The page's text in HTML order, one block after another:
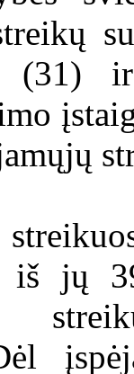
(31)
jų